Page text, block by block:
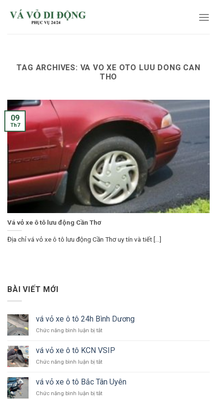
TAG ARCHIVES: VA VO XE OTO LUU DONG CAN
THO
Vá vỏ xe ô tô lưu động Cần Thơ
Địa chỉ vá vỏ xe ô tô lưu động Cần Thơ uy tín và tiết [...]
09
Th7
BÀI VIẾT MỚI
vá vỏ xe ô tô 24h Bình Dương
Chức năng bình luận bị tắtở
vỏ
xe
ô
24h
Dương
vá vỏ xe ô tô KCN VSIP
Chức năng bình luận bị tắtở
vỏ
xe
ô
vá vỏ xe ô tô Bắc Tân Uyên
Chức năng bình luận bị tắtở